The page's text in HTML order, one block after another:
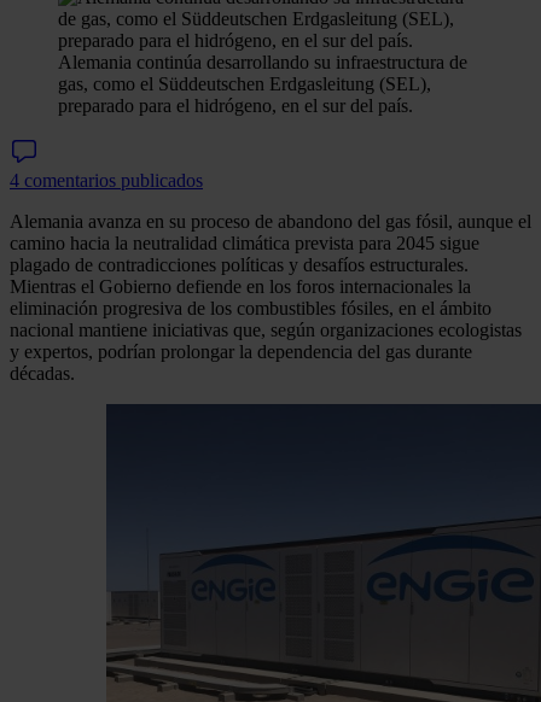
Alemania continúa desarrollando su infraestructura de
gas, como el Süddeutschen Erdgasleitung (SEL),
preparado para el hidrógeno, en el sur del país.
4 comentarios publicados
Alemania avanza en su proceso de abandono del gas fósil, aunque el
camino hacia la neutralidad climática prevista para 2045 sigue
plagado de contradicciones políticas y desafíos estructurales.
Mientras el Gobierno defiende en los foros internacionales la
eliminación progresiva de los combustibles fósiles, en el ámbito
nacional mantiene iniciativas que, según organizaciones ecologistas
y expertos, podrían prolongar la dependencia del gas durante
décadas.